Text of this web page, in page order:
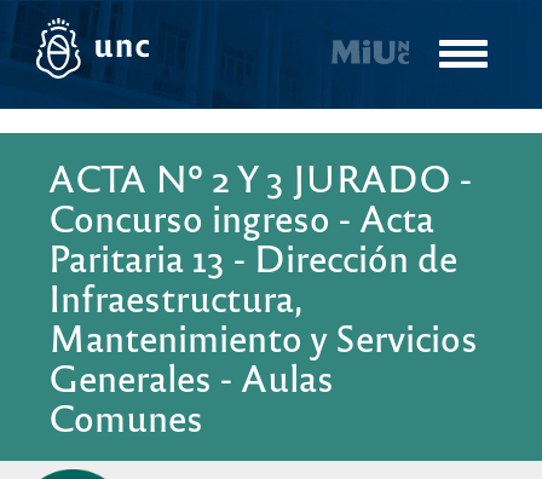
Pasar
contenido
Toggle
ACTA Nº 2 Y 3 JURADO -
Concurso ingreso - Acta
Paritaria 13 - Dirección de
Infraestructura,
Mantenimiento y Servicios
Generales - Aulas
Comunes